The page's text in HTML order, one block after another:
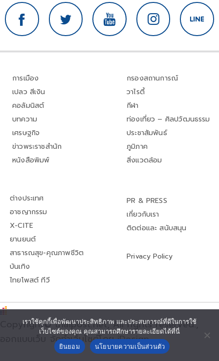
การเมือง
เปลว สีเงิน
คอลัมนิสต์
บทความ
เศรษฐกิจ
ข่าวพระราชสำนัก
หนังสือพิมพ์
กรองสถานการณ์
วาไรตี้
กีฬา
ท่องเที่ยว – ศิลปวัฒนธรรม
ประชาสัมพันธ์
ภูมิภาค
สิ่งแวดล้อม
ต่างประเทศ
อาชญากรรม
X-CITE
ยานยนต์
สาธารณสุข-คุณภาพชีวิต
บันเทิง
ไทยโพสต์ ทีวี
PR & PRESS
เกี่ยวกับเรา
ติดต่อและ สนับสนุน
Privacy Policy
Copyright© thaipost.net, All rights reserved.,
ออกแบบเว็บ จัดทำเว็บไซต์โดย iDesign
เราใช้คุกกี้เพื่อพัฒนาประสิทธิภาพ และประสบการณ์ที่ดีในการใช้
เว็บไซต์ของคุณ คุณสามารถศึกษารายละเอียดได้ที่นี่
ยินยอม
นโยบายความเป็นส่วนตัว